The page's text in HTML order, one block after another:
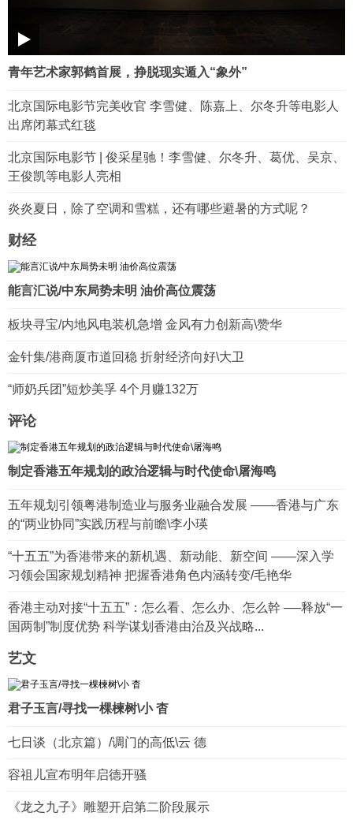
青年艺术家郭鹤首展，挣脱现实遁入“象外”
北京国际电影节完美收官 李雪健、陈嘉上、尔冬升等电影人
出席闭幕式红毯
北京国际电影节 | 俊采星驰！李雪健、尔冬升、葛优、吴京、
王俊凯等电影人亮相
炎炎夏日，除了空调和雪糕，还有哪些避暑的方式呢？
财经
能言汇说/中东局势未明 油价高位震荡
板块寻宝/内地风电装机急增 金风有力创新高\赞华
金针集/港商厦市道回稳 折射经济向好\大卫
“师奶兵团”短炒美孚 4个月赚132万
评论
制定香港五年规划的政治逻辑与时代使命\屠海鸣
五年规划引领粤港制造业与服务业融合发展 ——香港与广东
的“两业协同”实践历程与前瞻\李小瑛
“十五五”为香港带来的新机遇、新动能、新空间 ——深入学
习领会国家规划精神 把握香港角色内涵转变/毛艳华
香港主动对接“十五五”：怎么看、怎么办、怎么幹 ──释放“一
国两制”制度优势 科学谋划香港由治及兴战略...
艺文
君子玉言/寻找一棵楝树\小 杳
七日谈（北京篇）/调门的高低\云 德
容祖儿宣布明年启德开骚
《龙之九子》雕塑开启第二阶段展示